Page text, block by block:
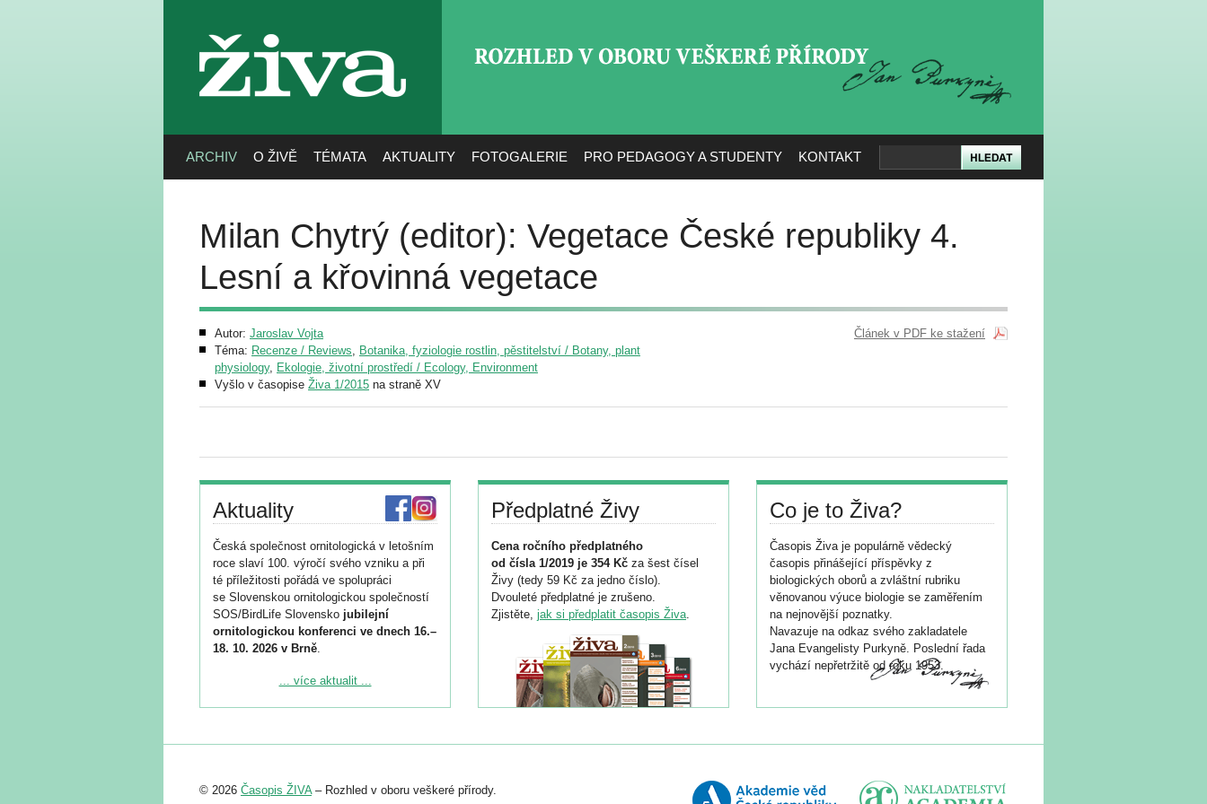
živa
ARCHIV O ŽIVĚ TÉMATA AKTUALITY FOTOGALERIE PRO PEDAGOGY A STUDENTY KONTAKT
Milan Chytrý (editor): Vegetace České republiky 4.
Lesní a křovinná vegetace
Autor: Jaroslav Vojta
Téma: Recenze / Reviews, Botanika, fyziologie rostlin, pěstitelství / Botany, plant
physiology, Ekologie, životní prostředí / Ecology, Environment
Vyšlo v časopise Živa 1/2015 na straně XV
Článek v PDF ke stažení
Aktuality
Česká společnost ornitologická v letošním
roce slaví 100. výročí svého vzniku a při
té příležitosti pořádá ve spolupráci
se Slovenskou ornitologickou společností
SOS/BirdLife Slovensko jubilejní
ornitologickou konferenci ve dnech 16.–
18. 10. 2026 v Brně.
Podrobnější informace ke konferenci
Registrovat se můžete do 6. září.
abstraktu přihlášené přednášky nebo
... více aktualit ...
Předplatné Živy
Cena ročního předplatného
od čísla 1/2019 je 354 Kč za šest čísel
Živy (tedy 59 Kč za jedno číslo).
Dvouleté předplatné je zrušeno.
Zjistěte, jak si předplatit časopis Živa.
Co je to Živa?
Časopis Živa je populárně vědecký
časopis přinášející příspěvky z
biologických oborů a zvláštní rubriku
věnovanou výuce biologie se zaměřením
na nejnovější poznatky.
Navazuje na odkaz svého zakladatele
Jana Evangelisty Purkyně. Poslední řada
vychází nepřetržitě od roku 1953.
© 2026 Časopis ŽIVA– Rozhled v oboru veškeré přírody.